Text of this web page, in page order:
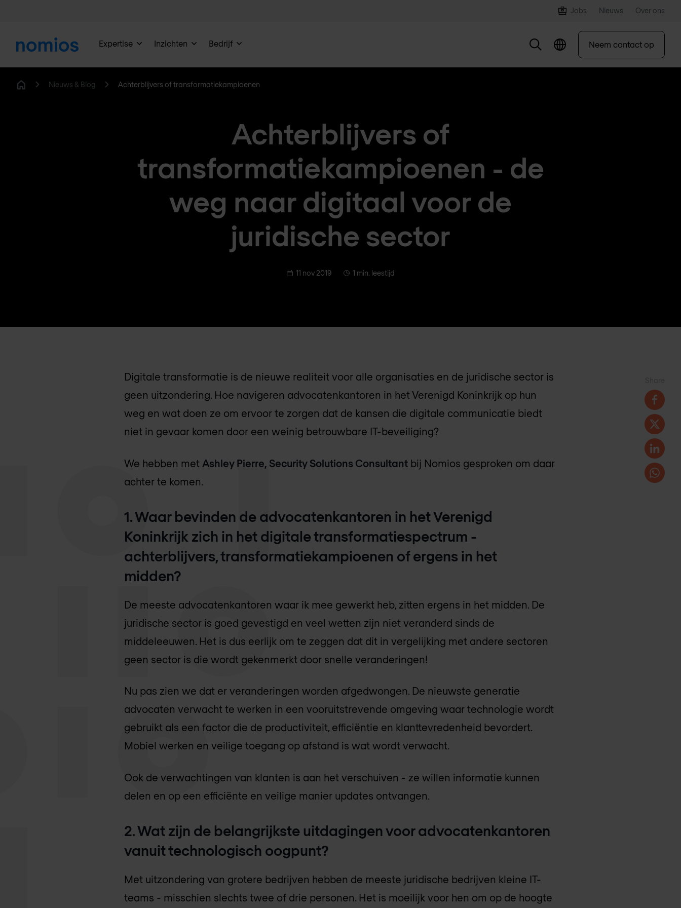
Jobs Nieuws Over ons
Expertise Inzichten Bedrijf Neem contact op
Nieuws & Blog Achterblijvers of transformatiekampioenen
Achterblijvers of
transformatiekampioenen - de
weg naar digitaal voor de
juridische sector
11 nov 2019 1 min. leestijd
Digitale transformatie is de nieuwe realiteit voor alle organisaties en de juridische sector is
geen uitzondering. Hoe navigeren advocatenkantoren in het Verenigd Koninkrijk op hun
weg en wat doen ze om ervoor te zorgen dat de kansen die digitale communicatie biedt
niet in gevaar komen door een weinig betrouwbare IT-beveiliging?
We hebben met Ashley Pierre, Security Solutions Consultant bij Nomios gesproken om daar
achter te komen.
1. Waar bevinden de advocatenkantoren in het Verenigd
Koninkrijk zich in het digitale transformatiespectrum -
achterblijvers, transformatiekampioenen of ergens in het
midden?
De meeste advocatenkantoren waar ik mee gewerkt heb, zitten ergens in het midden. De
juridische sector is goed gevestigd en veel wetten zijn niet veranderd sinds de
middeleeuwen. Het is dus eerlijk om te zeggen dat dit in vergelijking met andere sectoren
geen sector is die wordt gekenmerkt door snelle veranderingen!
Nu pas zien we dat er veranderingen worden afgedwongen. De nieuwste generatie
advocaten verwacht te werken in een vooruitstrevende omgeving waar technologie wordt
gebruikt als een factor die de productiviteit, efficiëntie en klanttevredenheid bevordert.
Mobiel werken en veilige toegang op afstand is wat wordt verwacht.
Ook de verwachtingen van klanten is aan het verschuiven - ze willen informatie kunnen
delen en op een efficiënte en veilige manier updates ontvangen.
2. Wat zijn de belangrijkste uitdagingen voor advocatenkantoren
vanuit technologisch oogpunt?
Met uitzondering van grotere bedrijven hebben de meeste juridische bedrijven kleine IT-
teams - misschien slechts twee of drie personen. Het is moeilijk voor hen om op de hoogte